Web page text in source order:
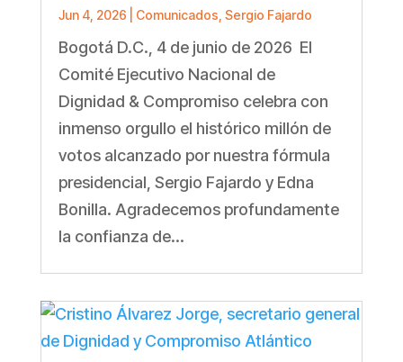
Jun 4, 2026 Comunicados Sergio Fajardo
Bogotá D.C., 4 de junio de 2026 El
Comité Ejecutivo Nacional de
Dignidad & Compromiso celebra con
inmenso orgullo el histórico millón de
votos alcanzado por nuestra fórmula
presidencial, Sergio Fajardo y Edna
Bonilla. Agradecemos profundamente
la confianza de...